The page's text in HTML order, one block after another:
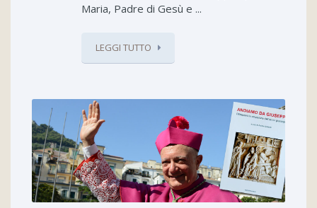
Maria, Padre di Gesù e ...
LEGGI TUTTO